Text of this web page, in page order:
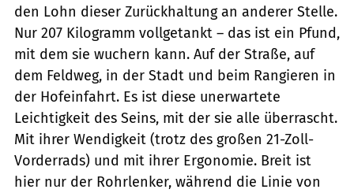
den Lohn dieser Zurückhaltung an anderer Stelle.
Nur 207 Kilogramm vollgetankt – das ist ein Pfund,
mit dem sie wuchern kann. Auf der Straße, auf
dem Feldweg, in der Stadt und beim Rangieren in
der Hofeinfahrt. Es ist diese unerwartete
Leichtigkeit des Seins, mit der sie alle überrascht.
Mit ihrer Wendigkeit (trotz des großen 21-Zoll-
Vorderrads) und mit ihrer Ergonomie. Breit ist
hier nur der Rohrlenker, während die Linie von